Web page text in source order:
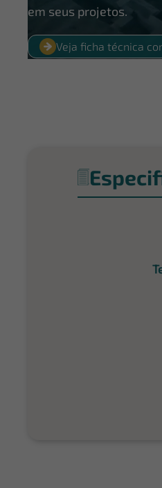
em seus projetos.
Veja ficha técnica